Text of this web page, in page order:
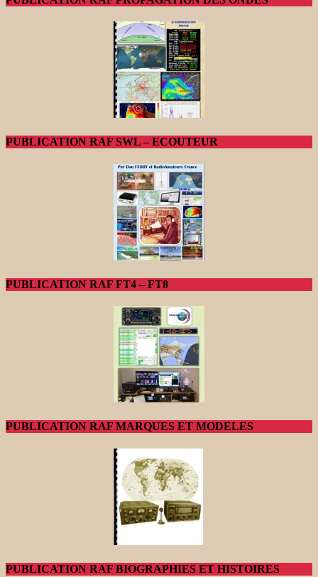
PUBLICATION RAF SWL – ECOUTEUR
PUBLICATION RAF FT4 – FT8
PUBLICATION RAF MARQUES ET MODELES
PUBLICATION RAF BIOGRAPHIES ET HISTOIRES